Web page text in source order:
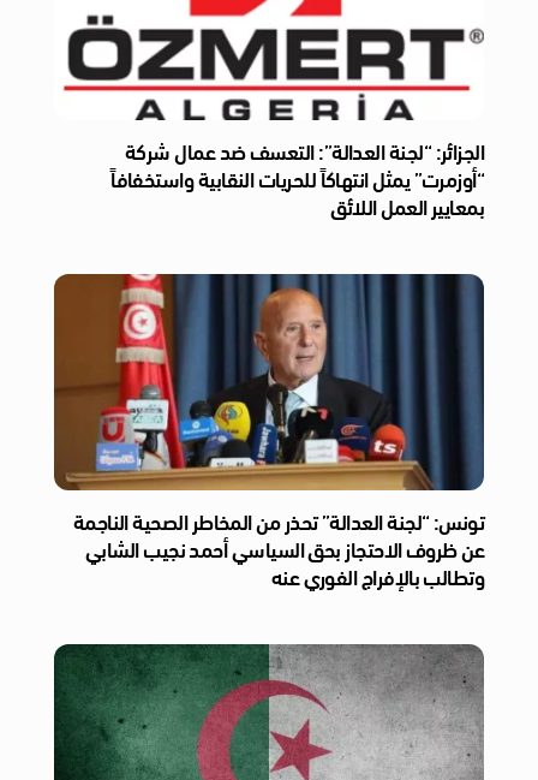
الجزائر: “لجنة العدالة”: التعسف ضد عمال شركة
“أوزمرت” يمثل انتهاكاً للحريات النقابية واستخفافاً
بمعايير العمل اللائق
تونس: “لجنة العدالة” تحذر من المخاطر الصحية الناجمة
عن ظروف الاحتجاز بحق السياسي أحمد نجيب الشابي
وتطالب بالإفراج الفوري عنه